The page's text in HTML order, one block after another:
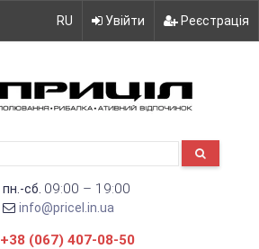
RU Увійти Реєстрація
пн.-сб. 09:00 – 19:00
info@pricel.in.ua
+38 (067) 407-08-50